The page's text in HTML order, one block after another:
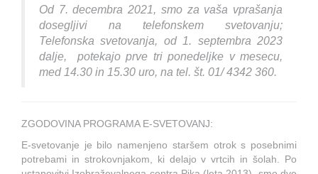
Od 7. decembra 2021, smo za vaša vprašanja
dosegljivi na telefonskem svetovanju;
Telefonska svetovanja, od 1. septembra 2023
dalje, potekajo prve tri ponedeljke v mesecu,
med 14.30 in 15.30 uro, na tel. št. 01/ 4342 360.
ZGODOVINA PROGRAMA E-SVETOVANJ:
E-svetovanje je bilo namenjeno staršem otrok s posebnimi
potrebami in strokovnjakom, ki delajo v vrtcih in šolah. Po